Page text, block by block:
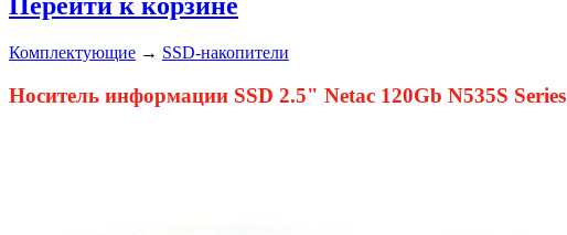
Комплектующие → SSD-накопители
Носитель информации SSD 2.5" Netac 120Gb N535S Series